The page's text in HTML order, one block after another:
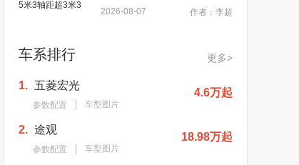
2026-08-07 作者：李超
车系排行 更多>
1. 五菱宏光
参数配置 车型图片
4.6万起
2. 途观
参数配置 车型图片
18.98万起